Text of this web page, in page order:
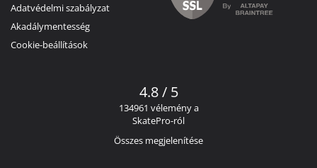
Adatvédelmi szabályzat
Akadálymentesség
Cookie-beállítások
4.8 / 5
134961 vélemény a
SkatePro-ról
Összes megjelenítése